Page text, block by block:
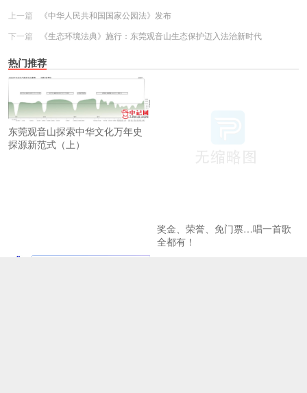
上一篇
《中华人民共和国国家公园法》发布
下一篇
《生态环境法典》施行：东莞观音山生态保护迈入法治新时代
热门推荐
东莞观音山探索中华文化万年史
探源新范式（上）
奖金、荣誉、免门票…唱一首歌
全都有！